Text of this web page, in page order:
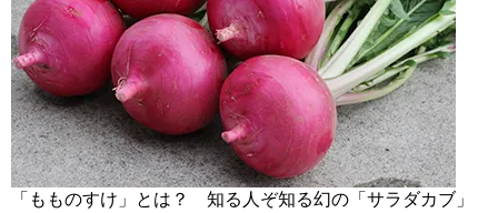
「もものすけ」とは？ 知る人ぞ知る幻の「サラダカブ」